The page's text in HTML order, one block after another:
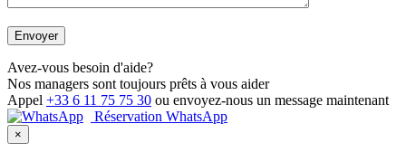
Avez-vous besoin d'aide?
Nos managers sont toujours prêts à vous aider
Appel +33 6 11 75 75 30 ou envoyez-nous un message maintenant
Réservation WhatsApp
×